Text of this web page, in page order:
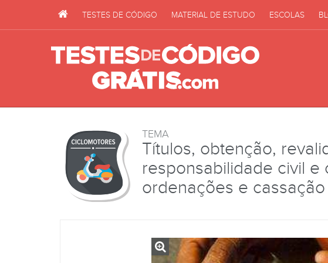
TESTES DE CÓDIGO MATERIAL DE ESTUDO ESCOLAS
TEMA
Títulos, obtenção,
responsabilidade civil e
ordenações e cassação